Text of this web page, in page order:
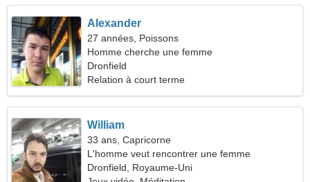
Alexander
27 années, Poissons
Homme cherche une femme
Dronfield
Relation à court terme
William
33 ans, Capricorne
L'homme veut rencontrer une femme
Dronfield, Royaume-Uni